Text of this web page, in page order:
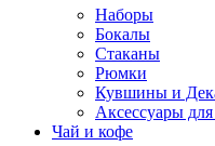
Наборы
Бокалы
Стаканы
Рюмки
Кувшины и
Аксессуары
Чай и кофе